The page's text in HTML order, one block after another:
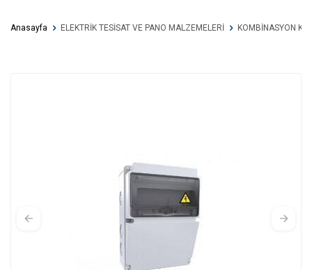
Anasayfa ELEKTRİK TESİSAT VE PANO MALZEMELERİ KOMBİNASYON